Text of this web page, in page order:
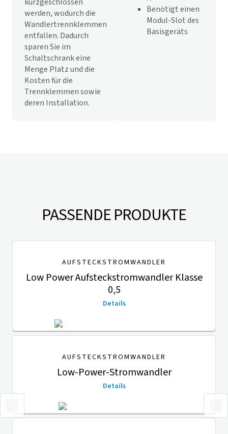
werden, wodurch die
Wandlertrennklemmen
entfallen. Dadurch
sparen Sie im
Schaltschrank eine
Menge Platz und die
Kosten für die
Trennklemmen sowie
deren Installation.
Benötigt einen
Modul-Slot des
Basisgeräts
PASSENDE PRODUKTE
AUFSTECKSTROMWANDLER
Low Power Aufsteckstromwandler Klasse
0,5
Details
AUFSTECKSTROMWANDLER
Low-Power-Stromwandler
Details